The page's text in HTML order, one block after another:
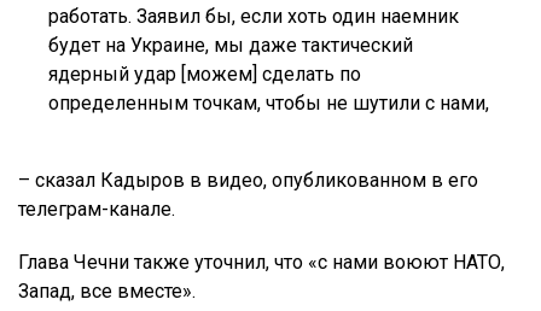
работать. Заявил бы, если хоть один наемник
будет на Украине, мы даже тактический
ядерный удар [можем] сделать по
определенным точкам, чтобы не шутили с нами,
– сказал Кадыров в видео, опубликованном в его
телеграм-канале.
Глава Чечни также уточнил, что «с нами воюют НАТО,
Запад, все вместе».